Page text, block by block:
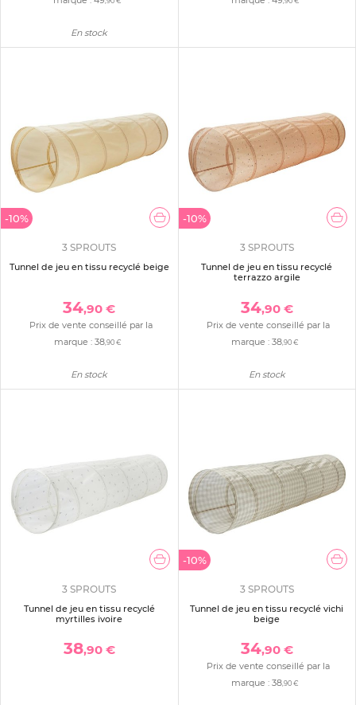
En stock
-10%
3 SPROUTS
Tunnel de jeu en tissu recyclé beige
34,90 €
Prix de vente conseillé par la
marque : 38,90 €
En stock
-10%
3 SPROUTS
Tunnel de jeu en tissu recyclé
terrazzo argile
34,90 €
Prix de vente conseillé par la
marque :38 ,90 €
En stock
3 SPROUTS
Tunnel de jeu en tissu recyclé
myrtilles ivoire
38,90 €
-10%
3 SPROUTS
Tunnel de jeu en tissu recyclé vichi
beige
34,90 €
Prix de vente conseillé par la
marque :38,90 €